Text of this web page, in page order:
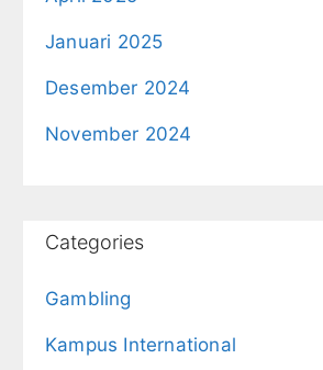
Januari 2025
Desember 2024
November 2024
Categories
Gambling
Kampus International